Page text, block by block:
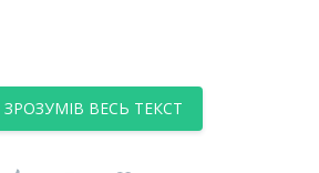
ЗРОЗУМІВ ВЕСЬ ТЕКСТ